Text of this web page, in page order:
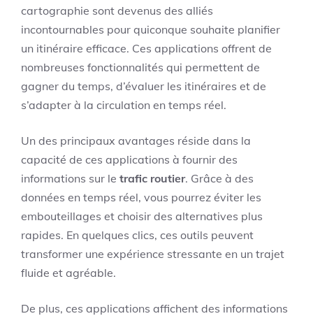
cartographie sont devenus des alliés
incontournables pour quiconque souhaite planifier
un itinéraire efficace. Ces applications offrent de
nombreuses fonctionnalités qui permettent de
gagner du temps, d’évaluer les itinéraires et de
s’adapter à la circulation en temps réel.
Un des principaux avantages réside dans la
capacité de ces applications à fournir des
informations sur le trafic routier. Grâce à des
données en temps réel, vous pourrez éviter les
embouteillages et choisir des alternatives plus
rapides. En quelques clics, ces outils peuvent
transformer une expérience stressante en un trajet
fluide et agréable.
De plus, ces applications affichent des informations